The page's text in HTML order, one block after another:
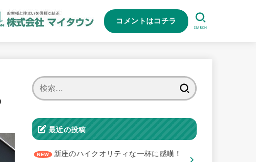
コメントはコチラ
SEARCH
最近の投稿
新座のハイクオリティな一杯に感嘆！